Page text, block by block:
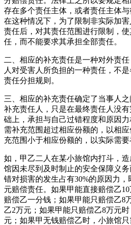
存在多个责任主体，或者责任主体与
在这种情况下，为了限制非实际加
责任后，对其责任范围进行限制，
任，而不能要求其承担全部责任。
二、相应的补充责任是一种对外责
人对受害人所负担的一种责任，不
责任分担规则。
三、相应的补充责任确定了当事人
补充责任人，只是在最终责任人没
础上，承担与自己过错程度和原因
需补充范围超过相应份额的，以相
充范围小于相应份额的，以实际需要
如，甲乙二人在某小旅馆内打斗，
馆因未尽到及时制止的安全保障义
错对损害的发生占有30%的原因力
元赔偿责任。如果甲能直接赔偿乙
赔偿乙一分钱；如果甲能只赔偿乙8
乙2万元；如果甲能只赔偿乙8万元
元；如果甲无钱赔偿乙时，小旅馆